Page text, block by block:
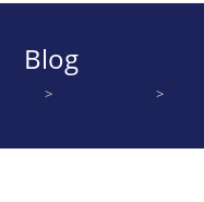
Blog
> >